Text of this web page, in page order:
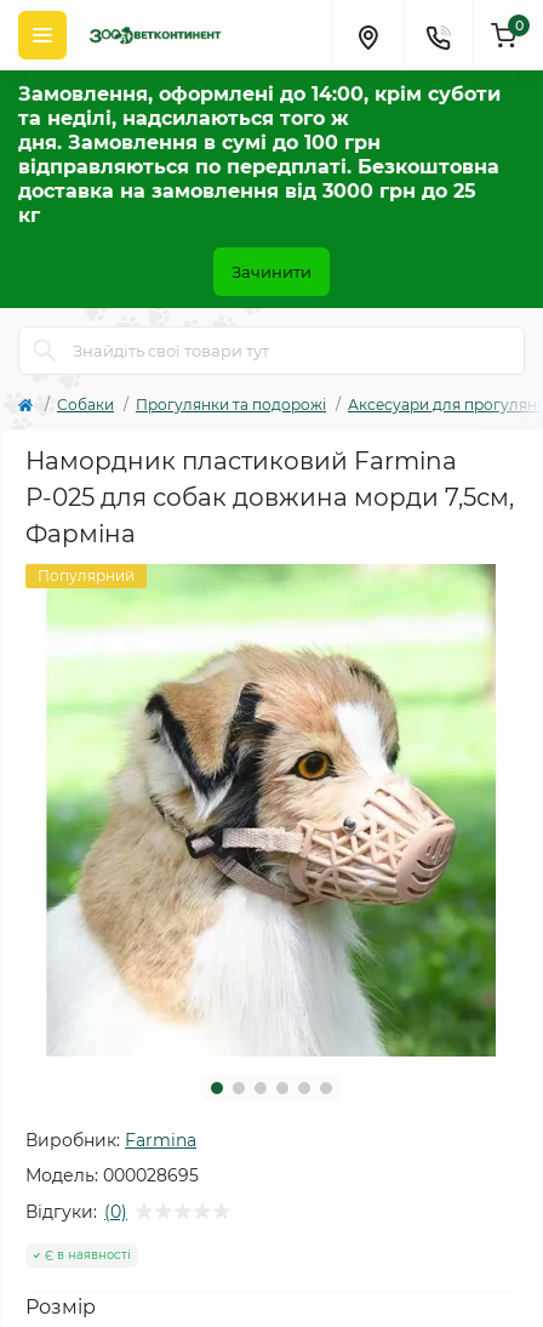
Замовлення, оформлені до 14:00, крім суботи
та неділі, надсилаються того ж
дня. Замовлення в сумі до 100 грн
відправляються по передплаті. Безкоштовна
доставка на замовлення від 3000 грн до 25
кг
Зачинити
0
Собаки Прогулянки та подорожі Аксесуари для
Намордник пластиковий Farmina
Р-025 для собак довжина морди 7,5см,
Фарміна
Популярний
Виробник: Farmina
Модель: 000028695
Відгуки: (0)
Є в наявності
Розмір